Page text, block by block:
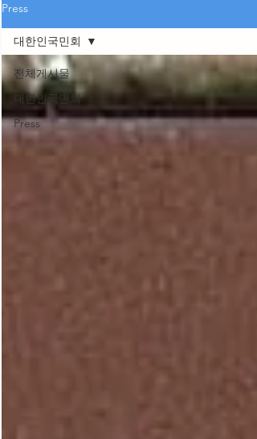
Press
전체게시물
대한인국민회
Press
대한인국민회